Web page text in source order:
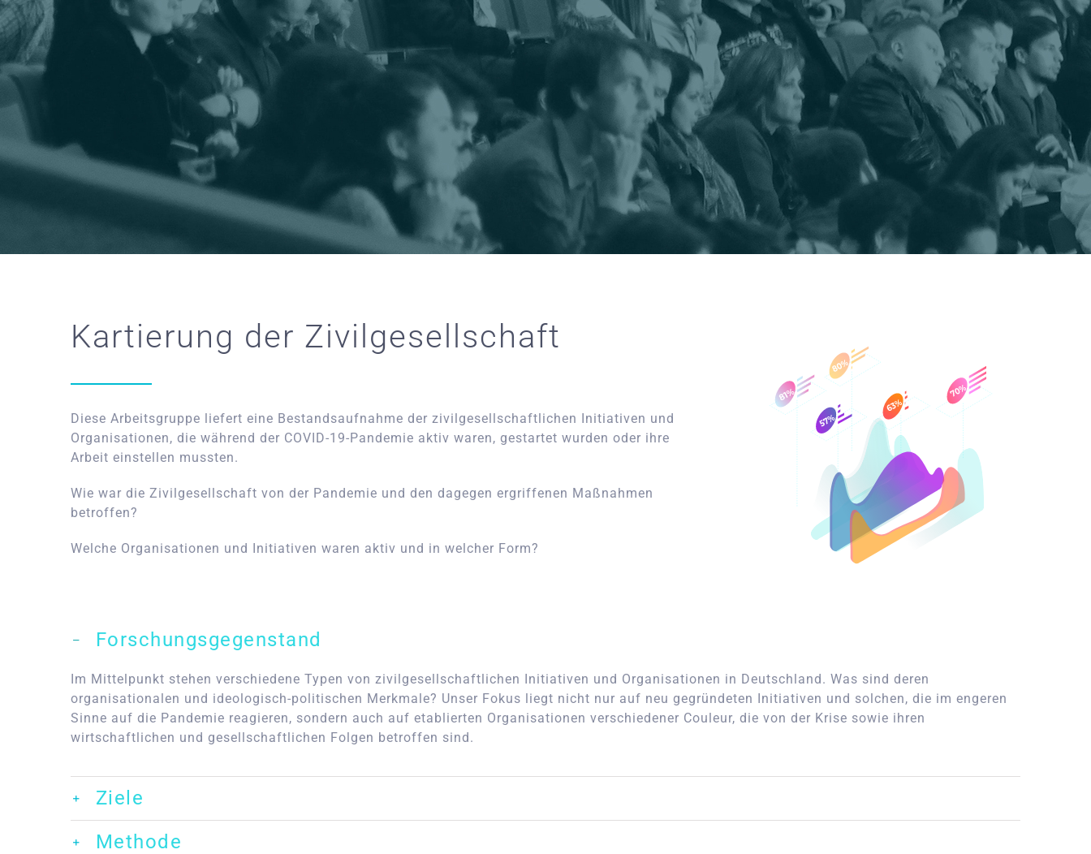
Kartierung der Zivilgesellschaft
Diese Arbeitsgruppe liefert eine Bestandsaufnahme der zivilgesellschaftlichen Initiativen und
Organisationen, die während der COVID-19-Pandemie aktiv waren, gestartet wurden oder ihre
Arbeit einstellen mussten.
Wie war die Zivilgesellschaft von der Pandemie und den dagegen ergriffenen Maßnahmen
betroffen?
Welche Organisationen und Initiativen waren aktiv und in welcher Form?
Forschungsgegenstand
Im Mittelpunkt stehen verschiedene Typen von zivilgesellschaftlichen Initiativen und Organisationen in Deutschland. Was sind deren
organisationalen und ideologisch-politischen Merkmale? Unser Fokus liegt nicht nur auf neu gegründeten Initiativen und solchen, die im engeren
Sinne auf die Pandemie reagieren, sondern auch auf etablierten Organisationen verschiedener Couleur, die von der Krise sowie ihren
wirtschaftlichen und gesellschaftlichen Folgen betroffen sind.
Ziele
Methode